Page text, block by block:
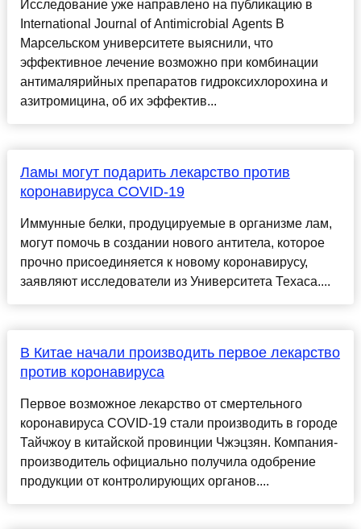
Исследование уже направлено на публикацию в
International Journal of Antimicrobial Agents В
Марсельском университете выяснили, что
эффективное лечение возможно при комбинации
антималярийных препаратов гидроксихлорохина и
азитромицина, об их эффектив...
Ламы могут подарить лекарство против
коронавируса COVID-19
Иммунные белки, продуцируемые в организме лам,
могут помочь в создании нового антитела, которое
прочно присоединяется к новому коронавирусу,
заявляют исследователи из Университета Техаса....
В Китае начали производить первое лекарство
против коронавируса
Первое возможное лекарство от смертельного
коронавируса COVID-19 стали производить в городе
Тайчжоу в китайской провинции Чжэцзян. Компания-
производитель официально получила одобрение
продукции от контролирующих органов....